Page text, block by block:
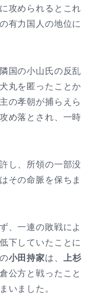
攻められるとこれ
有力国人の地位に
国の小山氏の反乱
丸を匿ったことか
の孝朝が捕らえら
め落とされ、一時
し、所領の一部没
その命脈を保ちま
、一連の敗戦によ
下していたことに
小田持家は、 上杉
公方と戦ったこと
いました。